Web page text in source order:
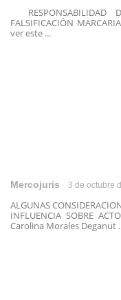
RESPONSABILIDAD
FALSIFICACIÓN
ver este ...
Mercojuris 3 de octubre
ALGUNAS
INFLUENCIA SOBRE
Carolina Morales Deganut